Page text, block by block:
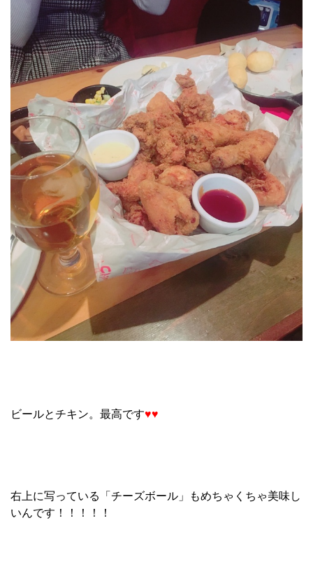
ビールとチキン。最高です♥♥
右上に写っている「チーズボール」もめちゃくちゃ美味し
いんです！！！！！